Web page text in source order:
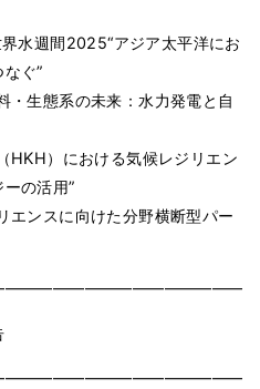
水週間2025“アジア太平洋にお
ぐ”
・生態系の未来：水力発電と自
HKH）における気候レジリエン
の活用”
エンスに向けた分野横断型パー